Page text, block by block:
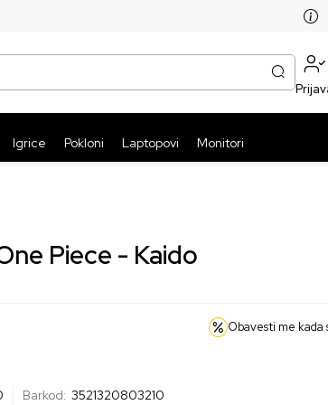
BESPLATNA ISPORUKA PAKETA PREKO
Igrice Pokloni Laptopovi Monitori
Piece - Kaido
Obavesti me kada
Barkod: 3521320803210